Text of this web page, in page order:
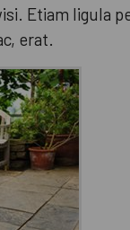
Etiam ligula
erat.